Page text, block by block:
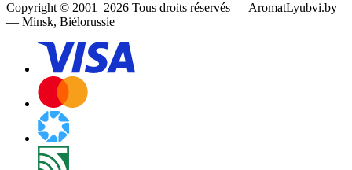
Copyright © 2001–2026 Tous droits réservés — AromatLyubvi.by
— Minsk, Biélorussie